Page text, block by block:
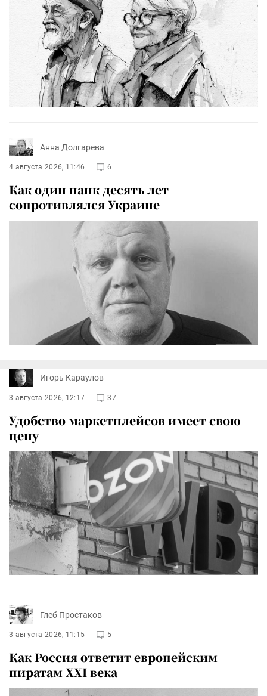
Анна Долгарева
4 августа 2026, 11:46 6
Как один панк десять лет
сопротивлялся Украине
Игорь Караулов
3 августа 2026, 12:17 37
Удобство маркетплейсов имеет свою
цену
Глеб Простаков
3 августа 2026, 11:15 5
Как Россия ответит европейским
пиратам XXI века